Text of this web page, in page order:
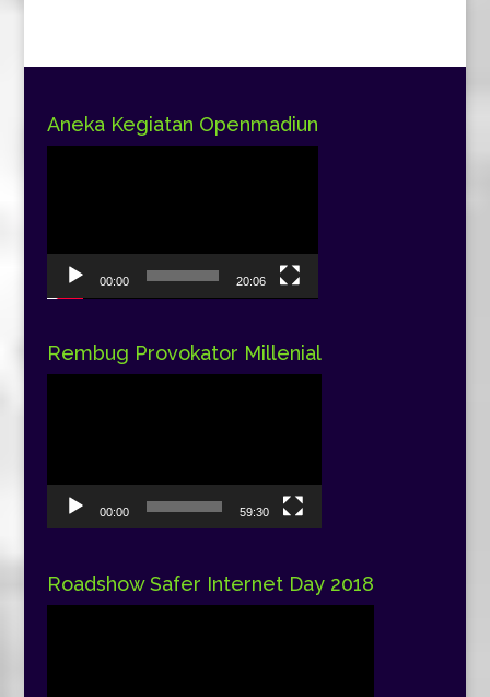
Aneka Kegiatan Openmadiun
00:00 20:06
Rembug Provokator Millenial
00:00 59:30
Roadshow Safer Internet Day 2018